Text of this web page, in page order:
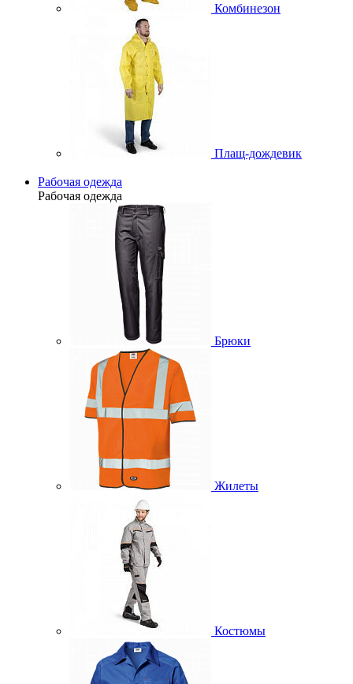
Комбинезон
Плащ-дождевик
Рабочая одежда
Рабочая одежда
Брюки
Жилеты
Костюмы